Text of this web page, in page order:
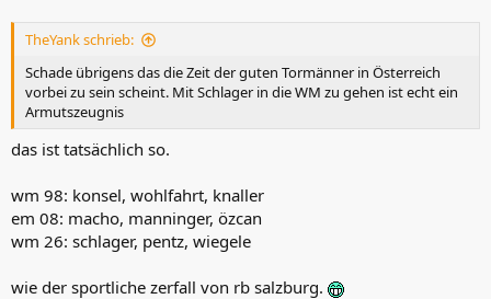
TheYank schrieb:
Schade übrigens das die Zeit der guten Tormänner in Österreich
vorbei zu sein scheint. Mit Schlager in die WM zu gehen ist echt ein
Armutszeugnis
das ist tatsächlich so.
wm 98: konsel, wohlfahrt, knaller
em 08: macho, manninger, özcan
wm 26: schlager, pentz, wiegele
wie der sportliche zerfall von rb salzburg.